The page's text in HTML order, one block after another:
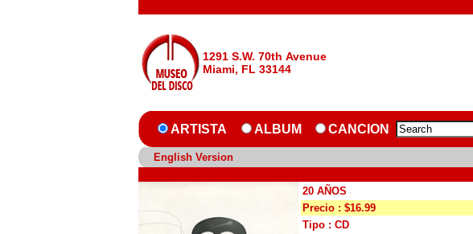
1291 S.W. 70th Avenue
Miami, FL 33144
ARTISTA ALBUM CANCION
English Version
20 AÑOS
Precio : $16.99
Tipo : CD